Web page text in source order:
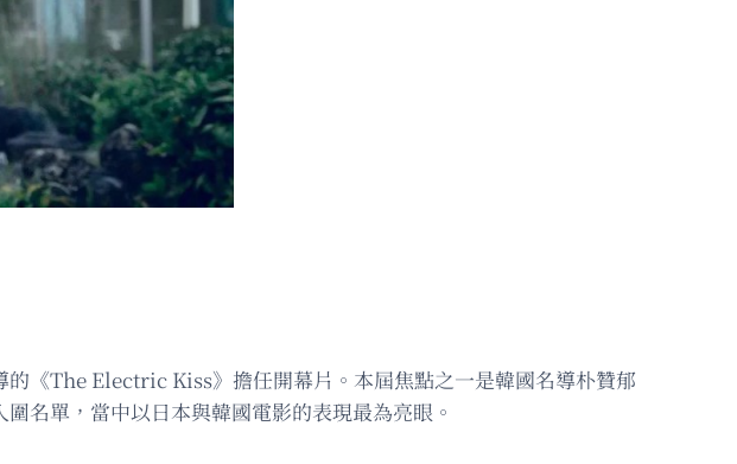
《The Electric Kiss》擔任開幕片。本屆焦點之一是韓國名導朴贊郁
名單，當中以日本與韓國電影的表現最為亮眼。